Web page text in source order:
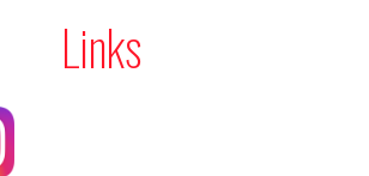
Links